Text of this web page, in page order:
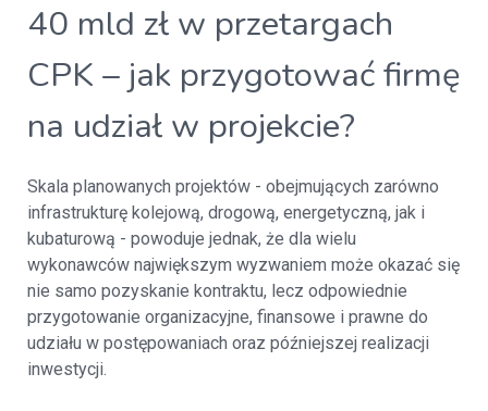
40 mld zł w przetargach
CPK – jak przygotować firmę
na udział w projekcie?
Skala planowanych projektów - obejmujących zarówno
infrastrukturę kolejową, drogową, energetyczną, jak i
kubaturową - powoduje jednak, że dla wielu
wykonawców największym wyzwaniem może okazać się
nie samo pozyskanie kontraktu, lecz odpowiednie
przygotowanie organizacyjne, finansowe i prawne do
udziału w postępowaniach oraz późniejszej realizacji
inwestycji.